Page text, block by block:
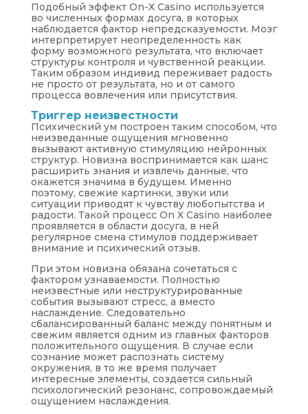
Подобный эффект On-X Casino используется
во численных формах досуга, в которых
наблюдается фактор непредсказуемости. Мозг
интерпретирует неопределенность как
форму возможного результата, что включает
структуры контроля и чувственной реакции.
Таким образом индивид переживает радость
не просто от результата, но и от самого
процесса вовлечения или присутствия.
Триггер неизвестности
Психический ум построен таким способом, что
неизведанные ощущения мгновенно
вызывают активную стимуляцию нейронных
структур. Новизна воспринимается как шанс
расширить знания и извлечь данные, что
окажется значима в будущем. Именно
поэтому, свежие картинки, звуки или
ситуации приводят к чувству любопытства и
радости. Такой процесс On X Casino наиболее
проявляется в области досуга, в ней
регулярное смена стимулов поддерживает
внимание и психический отзыв.
При этом новизна обязана сочетаться с
фактором узнаваемости. Полностью
неизвестные или неструктурированные
события вызывают стресс, а вместо
наслаждение. Следовательно
сбалансированный баланс между понятным и
свежим является одним из главных факторов
положительного ощущения. В случае если
сознание может распознать систему
окружения, в то же время получает
интересные элементы, создается сильный
психологический резонанс, сопровождаемый
ощущением наслаждения.